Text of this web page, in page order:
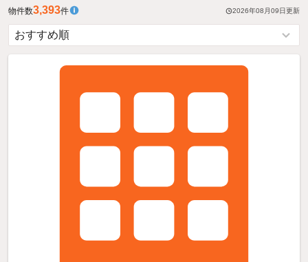
物件数3,393件 2026年08月09日更新